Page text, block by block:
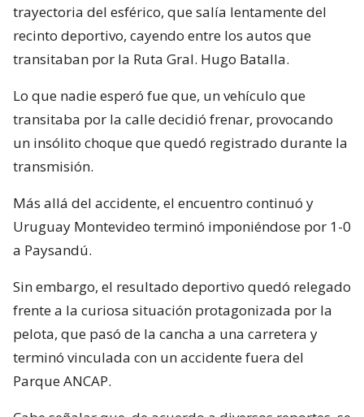
trayectoria del esférico, que salía lentamente del
recinto deportivo, cayendo entre los autos que
transitaban por la Ruta Gral. Hugo Batalla.
Lo que nadie esperó fue que, un vehículo que
transitaba por la calle decidió frenar, provocando
un insólito choque que quedó registrado durante la
transmisión.
Más allá del accidente, el encuentro continuó y
Uruguay Montevideo terminó imponiéndose por 1-0
a Paysandú.
Sin embargo, el resultado deportivo quedó relegado
frente a la curiosa situación protagonizada por la
pelota, que pasó de la cancha a una carretera y
terminó vinculada con un accidente fuera del
Parque ANCAP.